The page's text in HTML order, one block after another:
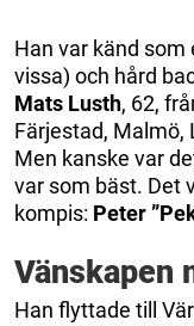
Han var känd
vissa) och hård
Mats Lusth, 62,
Färjestad, Malmö,
Men kanske var
var som bäst. Det
kompis: Peter
Vänskapen
Han flyttade till